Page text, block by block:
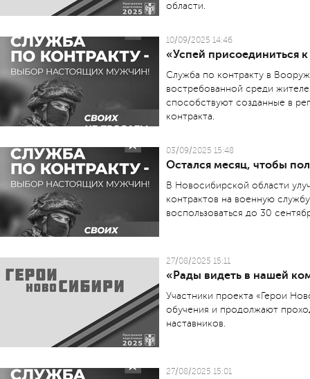
области.
10/09/2025 14:46
«Успей присоединиться
Служба по контракту в
востребованной среди
способствуют созданные в
контракта.
03/09/2025 15:48
Остался месяц, чтобы
В Новосибирской области
контрактов на военную
воспользоваться до 30
27/08/2025 15:11
«Рады видеть в нашей
Участники проекта «Герои
обучения и продолжают
наставников.
27/08/2025 15:01